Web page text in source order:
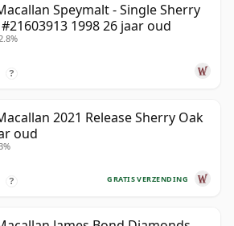
Speymalt - Single Sherry
#21603913 1998 26 jaar oud
?
2021 Release Sherry Oak
oud
GRATIS VERZENDING
?